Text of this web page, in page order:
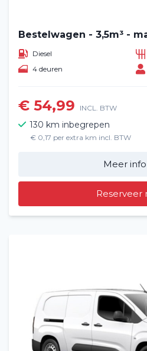
Bestelwagen - 3,5m³ -
Diesel
4 deuren
€ 54,99 INCL. BTW
130 km inbegrepen
€ 0,17 per extra km incl. BTW
Meer info
Reserveer